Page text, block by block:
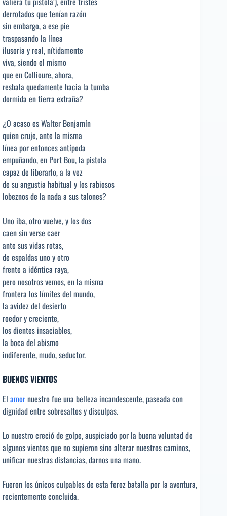
derrotados que tenían razón
sin embargo, a ese pie
traspasando la línea
ilusoria y real, nítidamente
viva, siendo el mismo
que en Collioure, ahora,
resbala quedamente hacia la tumba
dormida en tierra extraña?
¿O acaso es Walter Benjamín
quien cruje, ante la misma
línea por entonces antípoda
empuñando, en Port Bou, la pistola
capaz de liberarlo, a la vez
de su angustia habitual y los rabiosos
lobeznos de la nada a sus talones?
Uno iba, otro vuelve, y los dos
caen sin verse caer
ante sus vidas rotas,
de espaldas uno y otro
frente a idéntica raya,
pero nosotros vemos, en la misma
frontera los límites del mundo,
la avidez del desierto
roedor y creciente,
los dientes insaciables,
la boca del abismo
indiferente, mudo, seductor.
BUENOS VIENTOS
El amornuestro fue una belleza incandescente, paseada con
dignidad entre sobresaltos y disculpas.
Lo nuestro creció de golpe, auspiciado por la buena voluntad de
algunos vientos que no supieron sino alterar nuestros caminos,
unificar nuestras distancias, darnos una mano.
Fueron los únicos culpables de esta feroz batalla por la aventura,
recientemente concluida.